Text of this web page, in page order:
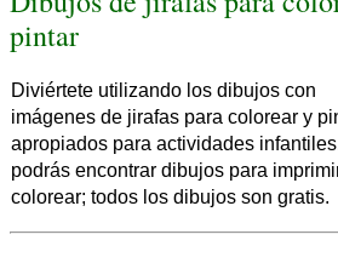
pintar
Diviértete utilizando los dibujos con
imágenes de jirafas para colorear y
apropiados para actividades
podrás encontrar dibujos para
colorear; todos los dibujos son gratis.